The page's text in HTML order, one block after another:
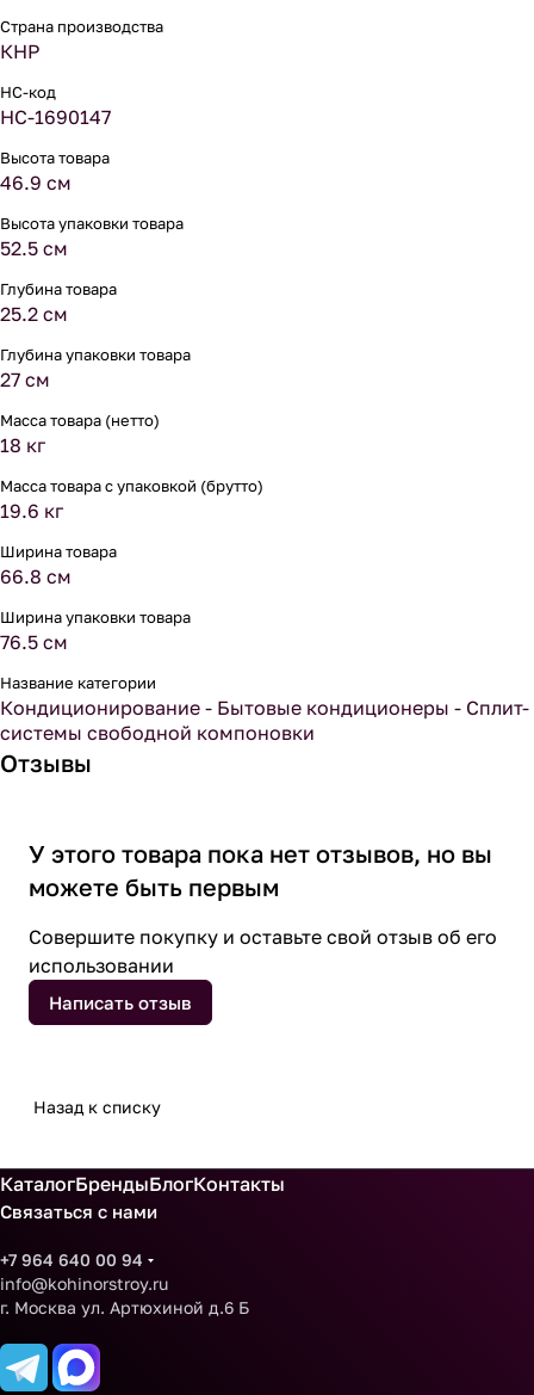
Страна производства
КНР
НС-код
НС-1690147
Высота товара
46.9 см
Высота упаковки товара
52.5 см
Глубина товара
25.2 см
Глубина упаковки товара
27 см
Масса товара (нетто)
18 кг
Масса товара с упаковкой (брутто)
19.6 кг
Ширина товара
66.8 см
Ширина упаковки товара
76.5 см
Название категории
Кондиционирование - Бытовые кондиционеры - Сплит-
системы свободной компоновки
Отзывы
У этого товара пока нет отзывов, но вы
можете быть первым
Совершите покупку и оставьте свой отзыв об его
использовании
Написать отзыв
Назад к списку
КаталогБрендыБлогКонтакты
Связаться с нами
+7 964 640 00 94
info@kohinorstroy.ru
г. Москва ул. Артюхиной д.6 Б